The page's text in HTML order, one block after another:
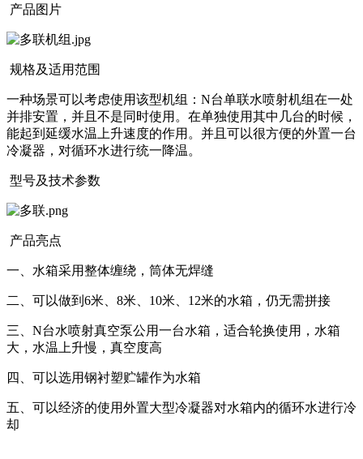
产品图片
规格及适用范围
一种场景可以考虑使用该型机组：N台单联水喷射机组在一处
并排安置，并且不是同时使用。在单独使用其中几台的时候，
能起到延缓水温上升速度的作用。并且可以很方便的外置一台
冷凝器，对循环水进行统一降温。
型号及技术参数
产品亮点
一、水箱采用整体缠绕，筒体无焊缝
二、可以做到6米、8米、10米、12米的水箱，仍无需拼接
三、N台水喷射真空泵公用一台水箱，适合轮换使用，水箱
大，水温上升慢，真空度高
四、可以选用钢衬塑贮罐作为水箱
五、可以经济的使用外置大型冷凝器对水箱内的循环水进行冷
却